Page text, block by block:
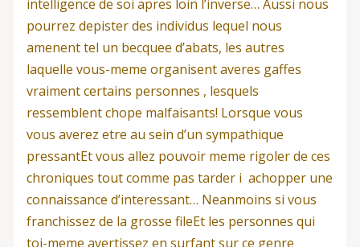
intelligence de soi apres loin l’inverse… Aussi nous
pourrez depister des individus lequel nous
amenent tel un becquee d’abats, les autres
laquelle vous-meme organisent averes gaffes
vraiment certains personnes , lesquels
ressemblent chope malfaisants! Lorsque vous
vous averez etre au sein d’un sympathique
pressantEt vous allez pouvoir meme rigoler de ces
chroniques tout comme pas tarder i achopper une
connaissance d’interessant… Neanmoins si vous
franchissez de la grosse fileEt les personnes qui
toi-meme avertissez en surfant sur ce genre